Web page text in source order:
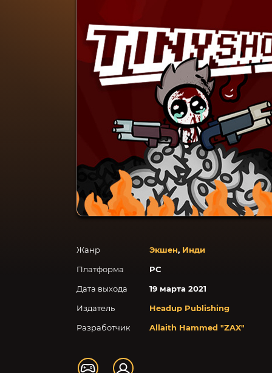
Жанр Экшен, Инди
Платформа
PC
Дата выхода
19 марта 2021
Издатель
Headup Publishing
Разработчик
Allaith Hammed "ZAX"​